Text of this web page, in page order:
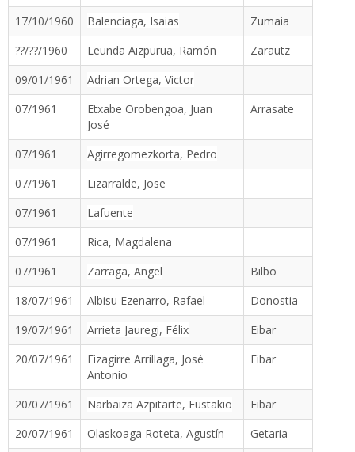
17/10/1960 Balenciaga, Isaias
Zumaia
??/??/1960
Leunda Aizpurua, Ramón
Zarautz
09/01/1961
Adrian Ortega, Victor
07/1961
Etxabe Orobengoa, Juan
José
Arrasate
07/1961
Agirregomezkorta, Pedro
07/1961
Lizarralde, Jose
07/1961
Lafuente
07/1961
Rica, Magdalena
07/1961
Zarraga, Angel
Bilbo
18/07/1961
Albisu Ezenarro, Rafael
Donostia
19/07/1961
Arrieta Jauregi, Félix
Eibar
20/07/1961
Eizagirre Arrillaga, José
Antonio
Eibar
20/07/1961 Narbaiza Azpitarte, Eustakio
Eibar
20/07/1961
Olaskoaga Roteta, Agustín
Getaria